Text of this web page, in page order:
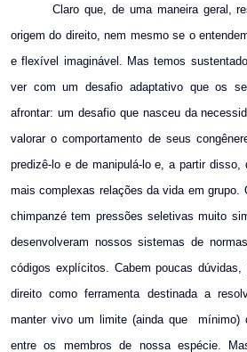
Claro que, de uma maneira geral,
origem do direito, nem mesmo se o
e flexível imaginável. Mas temos
ver com um desafio adaptativo que os
afrontar: um desafio que nasceu da
valorar o comportamento de seus
predizê-lo e de manipulá-lo e, a partir disso,
mais complexas relações da vida em grupo.
chimpanzé tem pressões seletivas muito
desenvolveram nossos sistemas de
códigos explícitos. Cabem poucas
direito como ferramenta destinada a
manter vivo um limite (ainda que
mínimo)
entre os membros de nossa espécie.